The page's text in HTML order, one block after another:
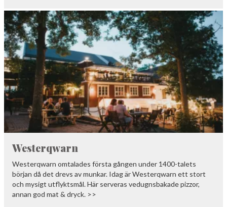
Westerqwarn
Westerqwarn omtalades första gången under 1400-talets
början då det drevs av munkar. Idag är Westerqwarn ett stort
och mysigt utflyktsmål. Här serveras vedugnsbakade pizzor,
annan god mat & dryck. >>